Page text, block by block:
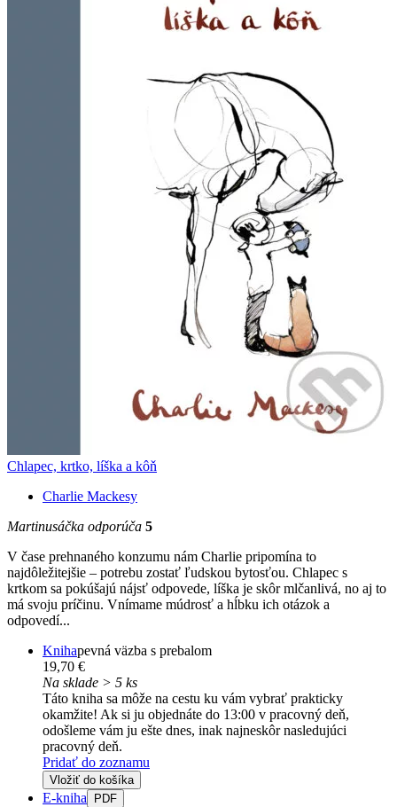
Chlapec, krtko, líška a kôň
Charlie Mackesy
Martinusáčka odporúča 5
V čase prehnaného konzumu nám Charlie pripomína to
najdôležitejšie – potrebu zostať ľudskou bytosťou. Chlapec s
krtkom sa pokúšajú nájsť odpovede, líška je skôr mlčanlivá, no aj to
má svoju príčinu. Vnímame múdrosť a hĺbku ich otázok a
odpovedí...
Knihapevná väzba s prebalom
19,70 €
Na sklade > 5 ks
Táto kniha sa môže na cestu ku vám vybrať prakticky
okamžite! Ak si ju objednáte do 13:00 v pracovný deň,
odošleme vám ju ešte dnes, inak najneskôr nasledujúci
pracovný deň.
Pridať do zoznamu
Vložiť do košíka
E-kniha PDF